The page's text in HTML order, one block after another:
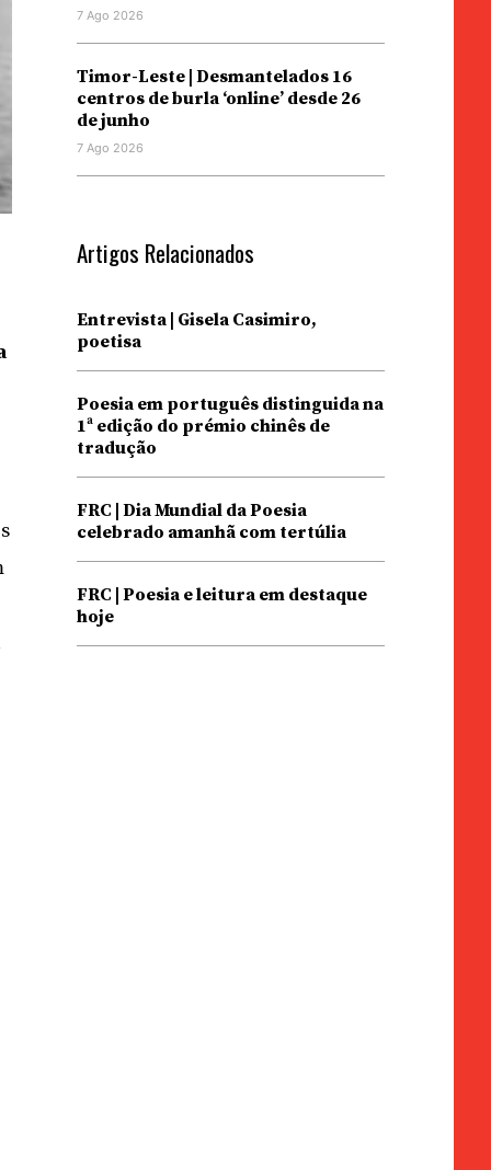
7 Ago 2026
Timor-Leste | Desmantelados 16
centros de burla ‘online’ desde 26
de junho
7 Ago 2026
Artigos Relacionados
Entrevista | Gisela Casimiro,
poetisa
Poesia em português distinguida na
1ª edição do prémio chinês de
tradução
FRC | Dia Mundial da Poesia
celebrado amanhã com tertúlia
FRC | Poesia e leitura em destaque
hoje